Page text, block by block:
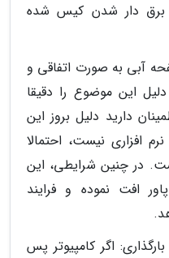
برق دار شدن کیس شده
آبی به صورت اتفاقی و
این موضوع را دقیقا
دارید دلیل بروز این
افزاری نیست، احتمالا
در چنین شرایطی، این
افت نموده و فرایند
اگر کامپیوتر پس